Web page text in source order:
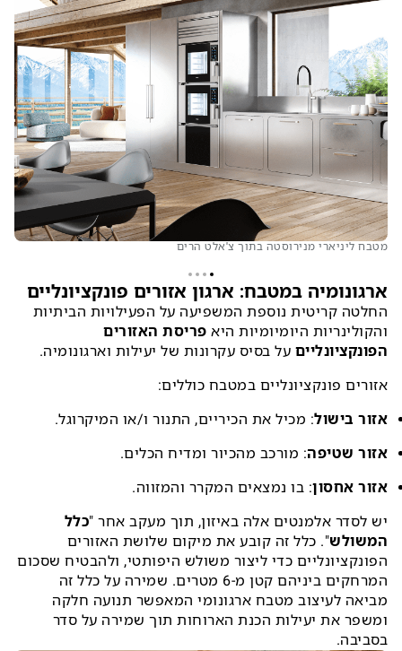
מטבח ליניארי מנירוסטה בתוך צ'אלט הרים
ארגונומיה במטבח: ארגון אזורים פונקציונליים
החלטה קריטית נוספת המשפיעה על הפעילויות הביתיות
והקולינריות היומיומיות היא פריסת האזורים
הפונקציונליים על בסיס עקרונות של יעילות וארגונומיה.
אזורים פונקציונליים במטבח כוללים:
אזור בישול: מכיל את הכיריים, התנור ו/או המיקרוגל.
אזור שטיפה: מורכב מהכיור ומדיח הכלים.
אזור אחסון: בו נמצאים המקרר והמזווה.
יש לסדר אלמנטים אלה באיזון, תוך מעקב אחר "כלל
המשולש". כלל זה קובע את מיקום שלושת האזורים
הפונקציונליים כדי ליצור משולש היפותטי, ולהבטיח שסכום
המרחקים ביניהם קטן מ-6 מטרים. שמירה על כלל זה
מביאה לעיצוב מטבח ארגונומי המאפשר תנועה חלקה
ומשפר את יעילות הכנת הארוחות תוך שמירה על סדר
בסביבה.